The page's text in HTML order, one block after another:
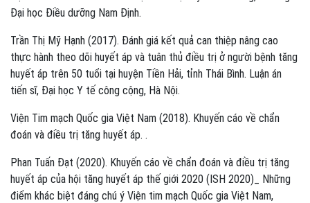
Đại học Điều dưỡng Nam Định.
Trần Thị Mỹ Hạnh (2017). Đánh giá kết quả can thiệp nâng cao
thực hành theo dõi huyết áp và tuân thủ điều trị ở người bệnh tăng
huyết áp trên 50 tuổi tại huyện Tiền Hải, tỉnh Thái Bình. Luận án
tiến sĩ, Đại học Y tế công cộng, Hà Nội.
Viện Tim mạch Quốc gia Việt Nam (2018). Khuyến cáo về chẩn
đoán và điều trị tăng huyết áp. .
Phan Tuấn Đạt (2020). Khuyến cáo về chẩn đoán và điều trị tăng
huyết áp của hội tăng huyết áp thế giới 2020 (ISH 2020)_ Những
điểm khác biệt đáng chú ý Viện tim mạch Quốc gia Việt Nam,